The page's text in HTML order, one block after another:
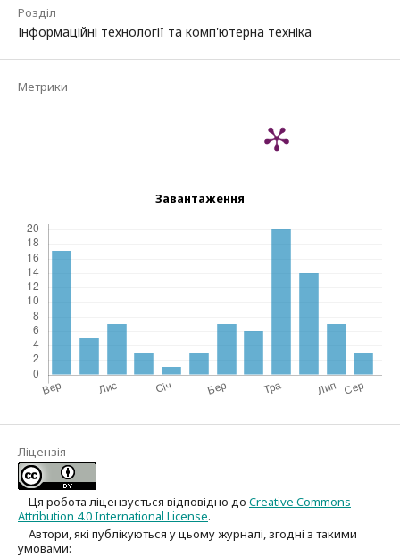
Розділ
Інформаційні технології та комп'ютерна техніка
Метрики
Завантаження
Ліцензія
Ця робота ліцензується відповідно до Creative Commons
Attribution 4.0 International License.
Автори, які публікуються у цьому журналі, згодні з такими
умовами: